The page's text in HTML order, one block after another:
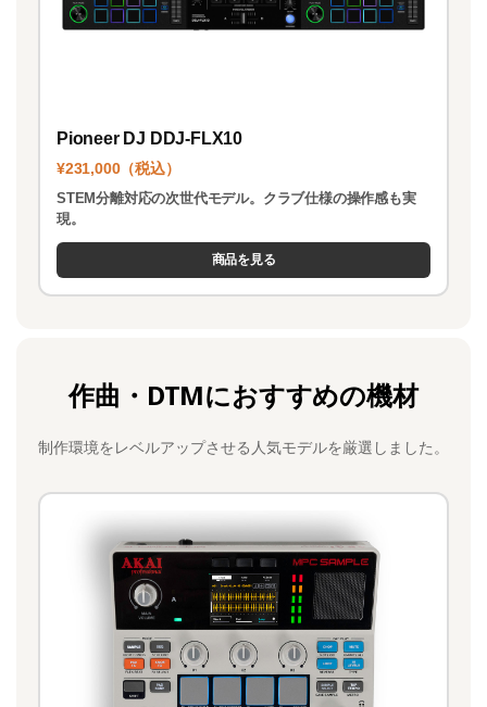
Pioneer DJ DDJ-FLX10
¥231,000（税込）
STEM分離対応の次世代モデル。クラブ仕様の操作感も実
現。
商品を見る
作曲・DTMにおすすめの機材
制作環境をレベルアップさせる人気モデルを厳選しました。